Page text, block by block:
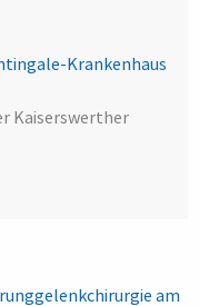
Krankenhaus
Kaiserswerther
am